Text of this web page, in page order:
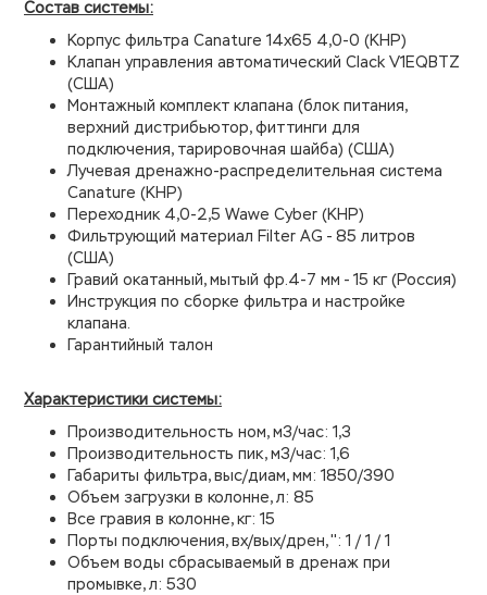
Состав системы:
Корпус фильтра Canature 14х65 4,0-0 (КНР)
Клапан управления автоматический Clack V1EQBTZ
(США)
Монтажный комплект клапана (блок питания,
верхний дистрибьютор, фиттинги для
подключения, тарировочная шайба) (США)
Лучевая дренажно-распределительная система
Canature (КНР)
Переходник 4,0-2,5 Wawe Cyber (КНР)
Фильтрующий материал Filter AG - 85 литров
(США)
Гравий окатанный, мытый фр.4-7 мм - 15 кг (Россия)
Инструкция по сборке фильтра и настройке
клапана.
Гарантийный талон
Характеристики системы:
Производительность ном, м3/час: 1,3
Производительность пик, м3/час: 1,6
Габариты фильтра, выс/диам, мм: 1850/390
Объем загрузки в колонне, л: 85
Все гравия в колонне, кг: 15
Порты подключения, вх/вых/дрен, '': 1 / 1 / 1
Объем воды сбрасываемый в дренаж при
промывке, л: 530